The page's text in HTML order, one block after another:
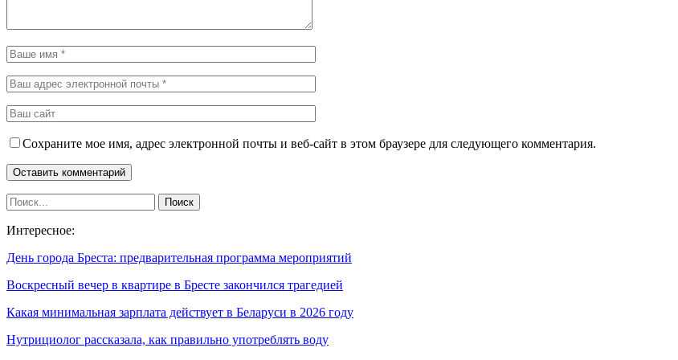
Сохраните мое имя, адрес электронной почты и веб-сайт в этом браузере для следующего комментария.
Интересное:
День города Бреста: предварительная программа мероприятий
Воскресный вечер в квартире в Бресте закончился трагедией
Какая минимальная зарплата действует в Беларуси в 2026 году
Нутрициолог рассказала, как правильно употреблять воду